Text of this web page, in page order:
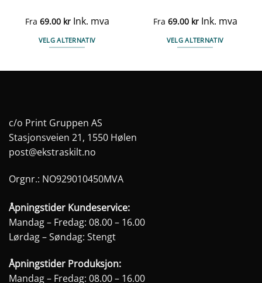
Fra 69.00 kr Ink. mva
VELG ALTERNATIV
kan
velges
på
Fra 69.00 kr Ink. mva
VELG ALTERNATIV
c/o Print Gruppen AS
Stasjonsveien 21, 1550 Hølen
post@ekstraskilt.no
Orgnr.: NO929010450MVA
Åpningstider Kundeservice:
Mandag – Fredag: 08.00 – 16.00
Lørdag – Søndag: Stengt
Åpningstider Produksjon:
Mandag – Fredag: 08.00 – 16.00